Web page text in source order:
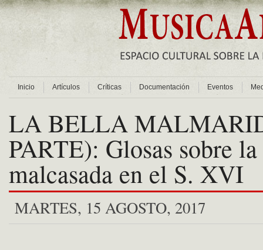
Inicio Artículos Críticas Documentación Eventos
LA BELLA
PARTE): Glosas sobre
malcasada en el S. XVI
MARTES, 15 AGOSTO, 2017